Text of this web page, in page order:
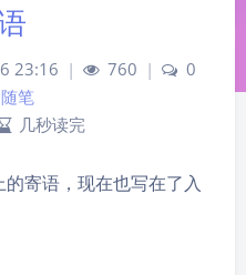
浅阴影 深阴影
23:16 | 760 |
0
随笔
几秒读完
寄语，现在也写在了入